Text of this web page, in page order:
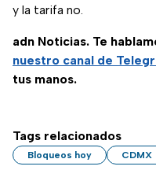
y la tarifa no.
adn Noticias. Te
nuestro canal de
tus manos.
Tags relacionados
Bloqueos hoy CDMX